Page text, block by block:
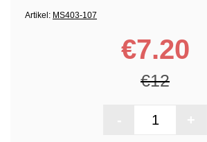
Artikel: MS403-107
€7.20
€12